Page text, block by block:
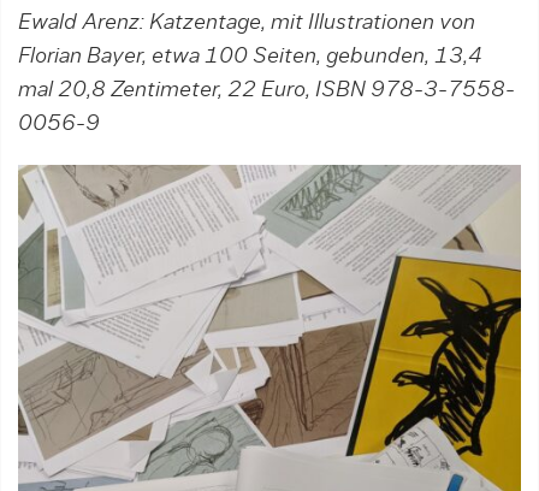
Ewald Arenz: Katzentage, mit Illustrationen von
Florian Bayer, etwa 100 Seiten, gebunden, 13,4
mal 20,8 Zentimeter, 22 Euro, ISBN 978-3-7558-
0056-9